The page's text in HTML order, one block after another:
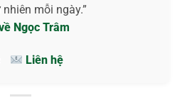
mỗi ngày.”
Ngọc Trâm
Liên hệ